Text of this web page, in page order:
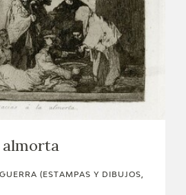
almorta
(ESTAMPAS Y DIBUJOS,